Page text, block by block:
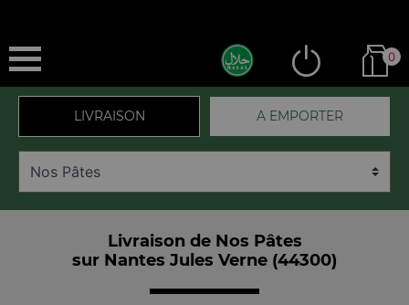
0
LIVRAISON A EMPORTER
Livraison de Nos Pâtes
sur Nantes Jules Verne (44300)